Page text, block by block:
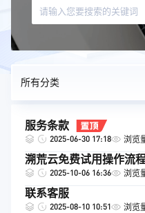
所有分类
服务条款
2025-06-30 17:18 浏览
溯荒云免费试用操作流
2025-10-06 16:36 浏览
联系客服
2025-08-10 10:51 浏览